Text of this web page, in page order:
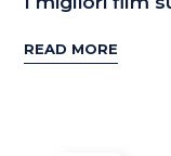
READ MORE